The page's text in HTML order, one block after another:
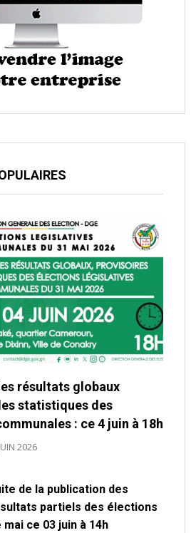
résultats globaux
statistiques des
: ce 4 juin à 18h
2026
de la publication des
partiels des élections
mai ce 03 juin à 14h